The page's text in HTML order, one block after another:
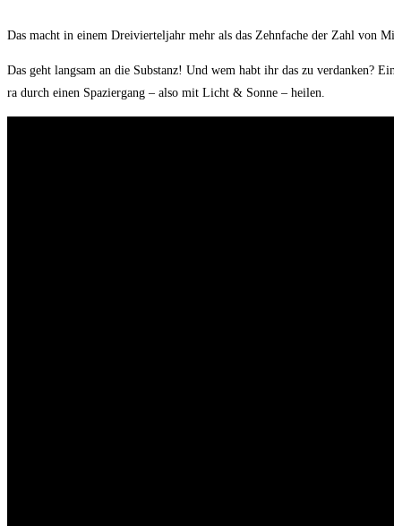
Das macht in einem Drei­vier­tel­jahr mehr als das Zehn­fa­che der Zahl von
Das geht lang­sam an die Sub­stanz! Und wem habt ihr das zu
ra durch einen Spa­zier­gang – also mit Licht & Son­ne – heilen.